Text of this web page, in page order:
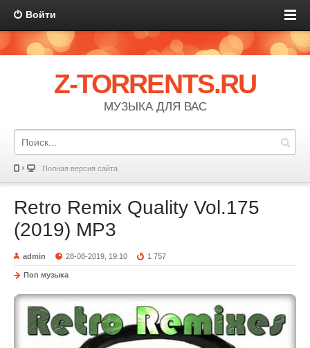
Войти
Z-TORRENTS.RU
МУЗЫКА ДЛЯ ВАС
Полная версия сайта
Retro Remix Quality Vol.175
(2019) MP3
admin 28-08-2019, 19:10 1 757
Поп музыка